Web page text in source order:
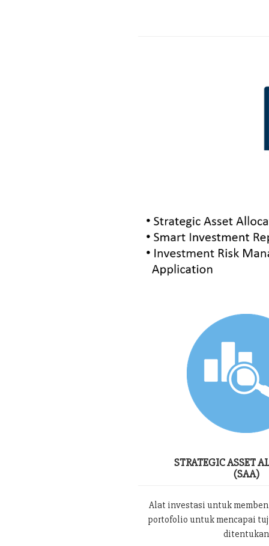
STRATEGIC ASSET
(SAA)
Alat investasi untuk
portofolio untuk mencapai
ditentukan